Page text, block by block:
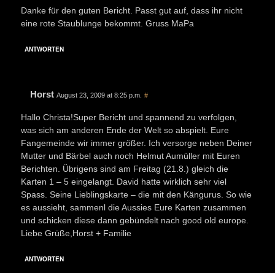
Danke für den guten Bericht. Passt gut auf, dass ihr nicht
eine rote Staublunge bekommt. Gruss MaPa
ANTWORTEN
Horst August 23, 2009 at 8:25 p.m. #
Hallo Christa!Super Bericht und spannend zu verfolgen,
was sich am anderen Ende der Welt so abspielt. Eure
Fangemeinde wir immer größer. Ich versorge neben Deiner
Mutter und Bärbel auch noch Helmut Aumüller mit Euren
Berichten. Übrigens sind am Freitag (21.8.) gleich die
Karten 1 – 5 eingelangt. David hatte wirklich sehr viel
Spass. Seine Lieblingskarte – die mit den Kängurus. So wie
es aussieht, sammenl die Aussies Eure Karten zusammen
und schicken diese dann gebündelt nach good old europe.
Liebe Grüße,Horst + Familie
ANTWORTEN